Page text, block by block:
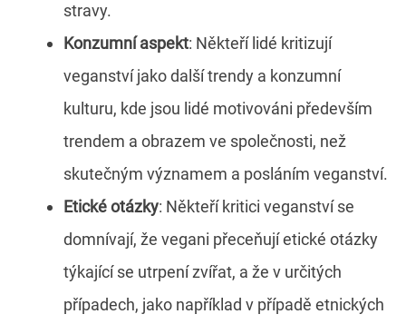
stravy.
Konzumní aspekt: Někteří lidé kritizují
veganství jako další trendy a konzumní
kulturu, kde jsou lidé motivováni především
trendem a obrazem ve společnosti, než
skutečným významem a posláním veganství.
Etické otázky: Někteří kritici veganství se
domnívají, že vegani přeceňují etické otázky
týkající se utrpení zvířat, a že v určitých
případech, jako například v případě etnických